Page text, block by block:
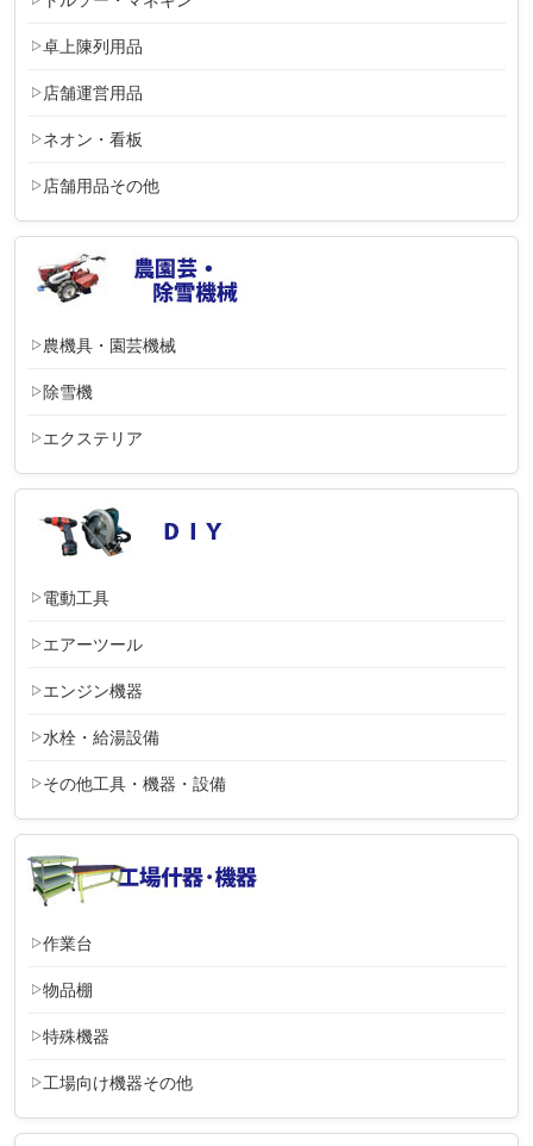
卓上陳列用品
店舗運営用品
ネオン・看板
店舗用品その他
農機具・園芸機械
除雪機
エクステリア
電動工具
エアーツール
エンジン機器
水栓・給湯設備
その他工具・機器・設備
作業台
物品棚
特殊機器
工場向け機器その他